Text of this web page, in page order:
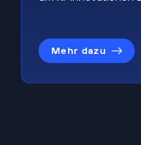
Mehr dazu